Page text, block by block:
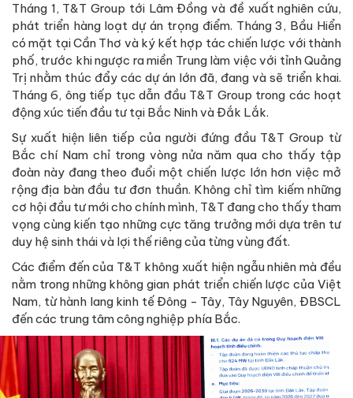
Tháng 1, T&T Group tới Lâm Đồng và đề xuất nghiên cứu,
phát triển hàng loạt dự án trọng điểm. Tháng 3, Bầu Hiển
có mặt tại Cần Thơ và ký kết hợp tác chiến lược với thành
phố, trước khi ngược ra miền Trung làm việc với tỉnh Quảng
Trị nhằm thúc đẩy các dự án lớn đã, đang và sẽ triển khai.
Tháng 6, ông tiếp tục dẫn đầu T&T Group trong các hoạt
động xúc tiến đầu tư tại Bắc Ninh và Đắk Lắk.
Sự xuất hiện liên tiếp của người đứng đầu T&T Group từ
Bắc chí Nam chỉ trong vòng nửa năm qua cho thấy tập
đoàn này đang theo đuổi một chiến lược lớn hơn việc mở
rộng địa bàn đầu tư đơn thuần. Không chỉ tìm kiếm những
cơ hội đầu tư mới cho chính mình, T&T đang cho thấy tham
vọng cùng kiến tạo những cực tăng trưởng mới dựa trên tư
duy hệ sinh thái và lợi thế riêng của từng vùng đất.
Các điểm đến của T&T không xuất hiện ngẫu nhiên mà đều
nằm trong những không gian phát triển chiến lược của Việt
Nam, từ hành lang kinh tế Đông - Tây, Tây Nguyên, ĐBSCL
đến các trung tâm công nghiệp phía Bắc.